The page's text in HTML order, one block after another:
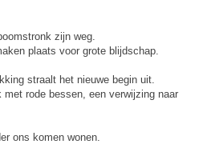
zijn weg.
plaats voor grote blijdschap.
straalt het nieuwe begin uit.
met rode bessen, een verwijzing naar
ons komen wonen.